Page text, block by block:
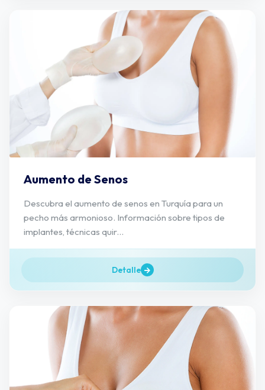
Aumento de Senos
Descubra el aumento de senos en Turquía para un
pecho más armonioso. Información sobre tipos de
implantes, técnicas quir...
Detalle